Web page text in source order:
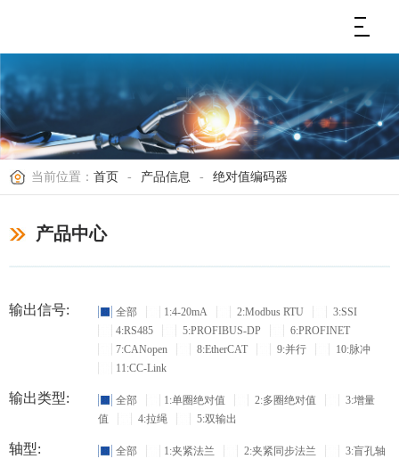
当前位置： 首页 - 产品信息 - 绝对值编码器
产品中心
输出信号: 全部 1:4-20mA 2:Modbus RTU
3:SSI
4:RS485
5:PROFIBUS-DP
6:PROFINET
7:CANopen
8:EtherCAT 9:并行
10:脉冲
11:CC-Link
输出类型: 全部 1:单圈绝对值 2:多圈绝对值
3:增量
值
4:拉绳 5:双输出
轴型: 全部 1:夹紧法兰 2:夹紧同步法兰
3:盲孔轴